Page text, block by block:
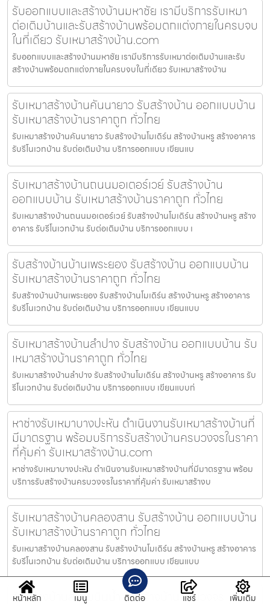
รับออกแบบและสร้างบ้านมหาชัย เรามีบริการรับเหมา
ต่อเติมบ้านและรับสร้างบ้านพร้อมตกแต่งภายในครบจบ
ในที่เดียว รับเหมาสร้างบ้าน.com
รับออกแบบและสร้างบ้านมหาชัย เรามีบริการรับเหมาต่อเติมบ้านและรับ
สร้างบ้านพร้อมตกแต่งภายในครบจบในที่เดียว รับเหมาสร้างบ้าน
รับเหมาสร้างบ้านคันนายาว รับสร้างบ้าน ออกแบบบ้าน
รับเหมาสร้างบ้านราคาถูก ทั่วไทย
รับเหมาสร้างบ้านคันนายาว รับสร้างบ้านโมเดิร์น สร้างบ้านหรู สร้างอาคาร
รับรีโนเวทบ้าน รับต่อเติมบ้าน บริการออกแบบ เขียนแบ
รับเหมาสร้างบ้านถนนมอเตอร์เวย์ รับสร้างบ้าน
ออกแบบบ้าน รับเหมาสร้างบ้านราคาถูก ทั่วไทย
รับเหมาสร้างบ้านถนนมอเตอร์เวย์ รับสร้างบ้านโมเดิร์น สร้างบ้านหรู สร้าง
อาคาร รับรีโนเวทบ้าน รับต่อเติมบ้าน บริการออกแบบ เ
รับสร้างบ้านบ้านเพระยอง รับสร้างบ้าน ออกแบบบ้าน
รับเหมาสร้างบ้านราคาถูก ทั่วไทย
รับสร้างบ้านบ้านเพระยอง รับสร้างบ้านโมเดิร์น สร้างบ้านหรู สร้างอาคาร
รับรีโนเวทบ้าน รับต่อเติมบ้าน บริการออกแบบ เขียนแบบ
รับเหมาสร้างบ้านลำปาง รับสร้างบ้าน ออกแบบบ้าน รับ
เหมาสร้างบ้านราคาถูก ทั่วไทย
รับเหมาสร้างบ้านลำปาง รับสร้างบ้านโมเดิร์น สร้างบ้านหรู สร้างอาคาร รับ
รีโนเวทบ้าน รับต่อเติมบ้าน บริการออกแบบ เขียนแบบก่
หาช่างรับเหมาบางปะหัน ดำเนินงานรับเหมาสร้างบ้านที่
มีมาตรฐาน พร้อมบริการรับสร้างบ้านครบวงจรในราคา
ที่คุ้มค่า รับเหมาสร้างบ้าน.com
หาช่างรับเหมาบางปะหัน ดำเนินงานรับเหมาสร้างบ้านที่มีมาตรฐาน พร้อม
บริการรับสร้างบ้านครบวงจรในราคาที่คุ้มค่า รับเหมาสร้างบ
รับเหมาสร้างบ้านคลองสาน รับสร้างบ้าน ออกแบบบ้าน
รับเหมาสร้างบ้านราคาถูก ทั่วไทย
รับเหมาสร้างบ้านคลองสาน รับสร้างบ้านโมเดิร์น สร้างบ้านหรู สร้างอาคาร
รับรีโนเวทบ้าน รับต่อเติมบ้าน บริการออกแบบ เขียนแบบ
รับสร้างบ้านสนามบินน้ำ รับสร้างบ้านครบวงจร
หน้าหลัก เมนู ติดต่อ แชร์ เพิ่มเติม